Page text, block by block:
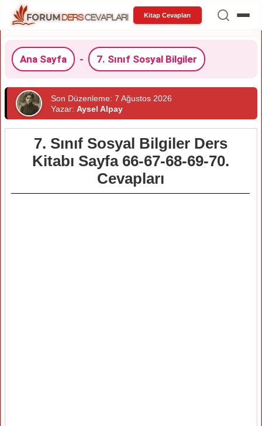
Kitap Cevapları
Ana Sayfa - 7. Sınıf Sosyal Bilgiler
Son Düzenleme: 7 Ağustos 2026
Yazar: Aysel Alpay
7. Sınıf Sosyal Bilgiler Ders
Kitabı Sayfa 66-67-68-69-70.
Cevapları